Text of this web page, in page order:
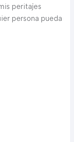
peritajes
persona pueda